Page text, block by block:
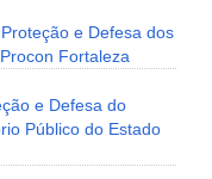
e Defesa dos
Fortaleza
e Defesa do
Público do Estado